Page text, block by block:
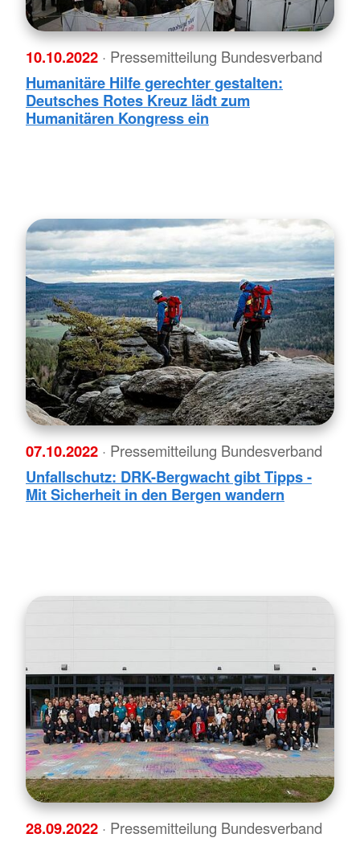
10.10.2022 · Pressemitteilung Bundesverband
Humanitäre Hilfe gerechter gestalten:
Deutsches Rotes Kreuz lädt zum
Humanitären Kongress ein
07.10.2022 · Pressemitteilung Bundesverband
Unfallschutz: DRK-Bergwacht gibt Tipps -
Mit Sicherheit in den Bergen wandern
28.09.2022 · Pressemitteilung Bundesverband